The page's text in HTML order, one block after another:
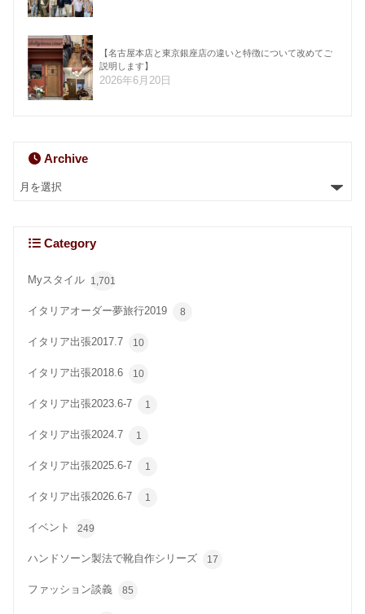
【名古屋本店と東京銀座店の違いと特徴について改めてご
説明します】
2026年6月20日
Archive
Category
Myスタイル 1,701
イタリアオーダー夢旅行2019 8
イタリア出張2017.7 10
イタリア出張2018.6 10
イタリア出張2023.6-7 1
イタリア出張2024.7 1
イタリア出張2025.6-7 1
イタリア出張2026.6-7 1
イベント 249
ハンドソーン製法で靴自作シリーズ 17
ファッション談義 85